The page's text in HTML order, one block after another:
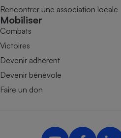
Rencontrer une association locale
Mobiliser
Combats
Victoires
Devenir adhérent
Devenir bénévole
Faire un don